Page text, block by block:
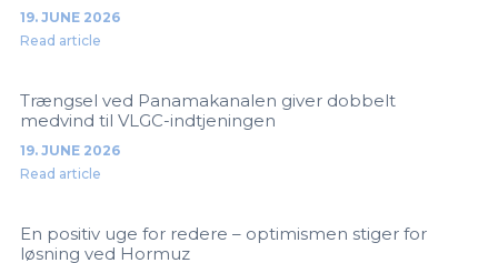
19. JUNE 2026
Read article
Trængsel ved Panamakanalen giver dobbelt
medvind til VLGC-indtjeningen
19. JUNE 2026
Read article
En positiv uge for redere – optimismen stiger for
løsning ved Hormuz